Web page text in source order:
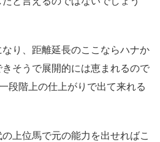
り、距離延長のここならハナか
そうで展開的には恵まれるので
段階上の仕上がりで出て来れる
上位馬で元の能力を出せればこ